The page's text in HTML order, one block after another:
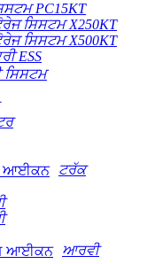
PC15KT
ਸਿਸਟਮ X250KT
ਸਿਸਟਮ X500KT
ESS
ਸਿਸਟਮ
ਟਰੱਕ
ਆਰਵੀ